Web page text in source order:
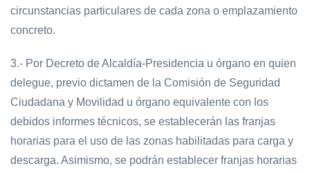
circunstancias particulares de cada zona o emplazamiento
concreto.
3.- Por Decreto de Alcaldía-Presidencia u órgano en quien
delegue, previo dictamen de la Comisión de Seguridad
Ciudadana y Movilidad u órgano equivalente con los
debidos informes técnicos, se establecerán las franjas
horarias para el uso de las zonas habilitadas para carga y
descarga. Asimismo, se podrán establecer franjas horarias